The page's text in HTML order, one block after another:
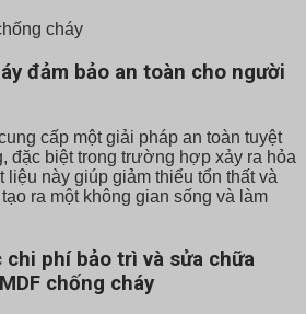
đảm bảo an toàn cho người
cấp một giải pháp an toàn tuyệt
đặc biệt trong trường hợp xảy ra hỏa
liệu này giúp giảm thiểu tổn thất và
ra một không gian sống và làm
phí bảo trì và sửa chữa
chống cháy